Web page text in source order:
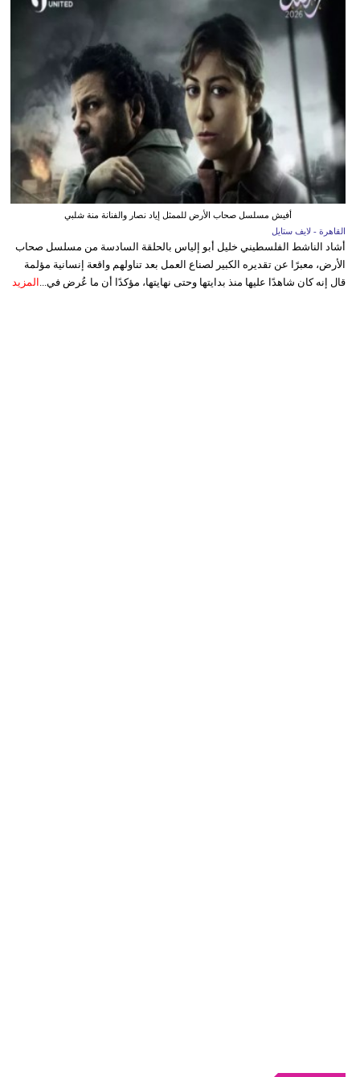
أفيش مسلسل صحاب الأرض للممثل إياد نصار والفنانة منة شلبي
القاهرة - لايف ستايل
أشاد الناشط الفلسطيني خليل أبو إلياس بالحلقة السادسة من مسلسل صحاب
الأرض، معبرًا عن تقديره الكبير لصناع العمل بعد تناولهم واقعة إنسانية مؤلمة
قال إنه كان شاهدًا عليها منذ بدايتها وحتى نهايتها، مؤكدًا أن ما عُرض في... المزيد